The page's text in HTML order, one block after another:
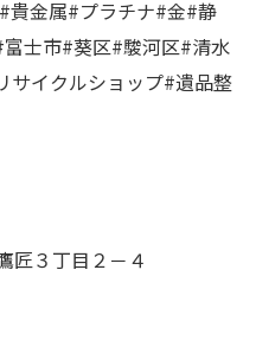
貴金属#プラチナ#金#静
士市#葵区#駿河区#清水
サイクルショップ#遺品整
３丁目２－４